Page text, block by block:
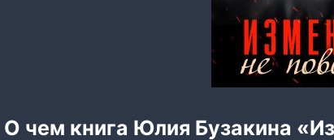
О чем книга Юлия Бузакина